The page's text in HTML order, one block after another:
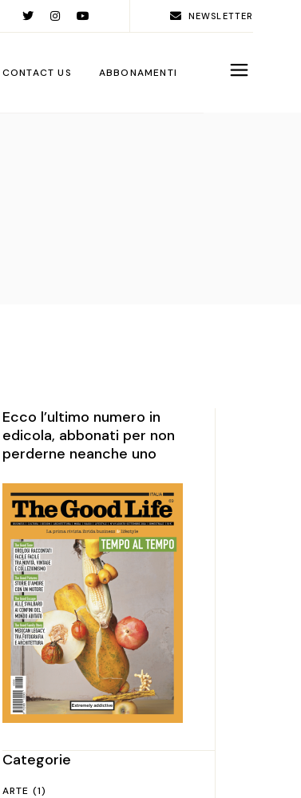
NEWSLETTER
CONTACT US ABBONAMENTI
Ecco l’ultimo numero in
edicola, abbonati per non
perderne neanche uno
Categorie
ARTE (1)